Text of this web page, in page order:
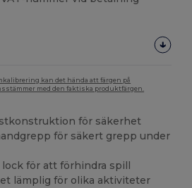
kan det hända att färgen på
med den faktiska produktfärgen.
för säkerhet
för säkert grepp under
för att förhindra spill
lämplig för olika aktiviteter